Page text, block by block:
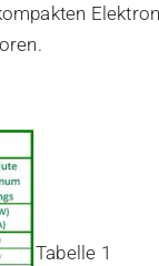
Tabelle 1